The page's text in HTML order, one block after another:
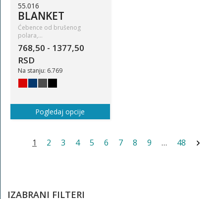
55.016
BLANKET
Ćebence od brušenog
polara,…
768,50 - 1377,50
RSD
Na stanju: 6.769
Pogledaj opcije
1 2 3 4 5 6 7 8 9 … 48
IZABRANI FILTERI